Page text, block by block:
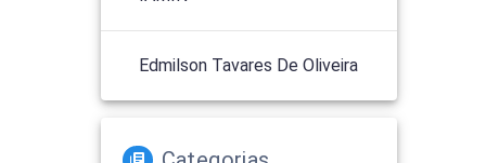
Edmilson Tavares De Oliveira